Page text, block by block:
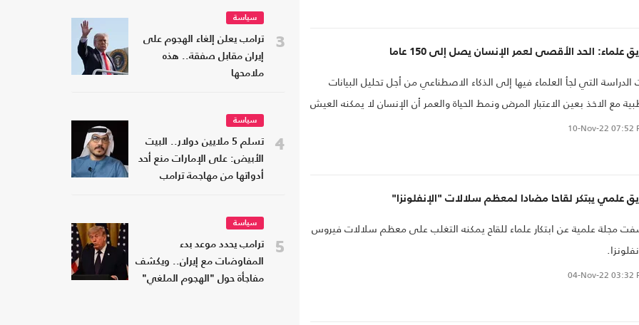
علماء: الحد الأقصى لعمر الإنسان يصل إلى 150 عاما
الدراسة التي لجأ العلماء فيها إلى الذكاء الاصطناعي من أجل تحليل البيانات
مع الاخذ بعين الاعتبار المرض ونمط الحياة والعمر أن الإنسان لا يمكنه العيش
150 عاما. 10-Nov-22 07:52
علمي يبتكر لقاحا مضادا لمعظم سلالات "الإنفلونزا"
مجلة علمية عن ابتكار علماء للقاح يمكنه التغلب على معظم سلالات فيروس
04-Nov-22 03:32
3
سياسة
ترامب يعلن إلغاء الهجوم على
إيران مقابل صفقة.. هذه
ملامحها
4
سياسة
تسلم 5 ملايين دولار.. البيت
الأبيض: على الإمارات منع أحد
أدواتها من مهاجمة ترامب
5
سياسة
ترامب يحدد موعد بدء
المفاوضات مع إيران.. ويكشف
مفاجأة حول "الهجوم الملغي"